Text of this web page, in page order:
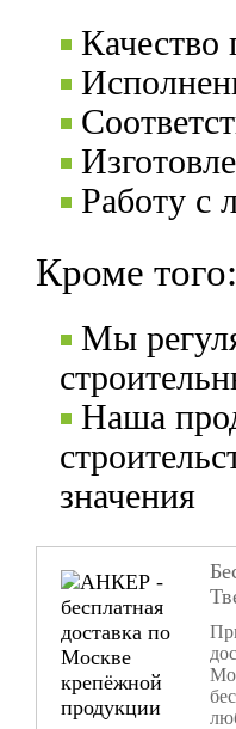
Качество
Работу с
Кроме того:
Мы
Наша
значения